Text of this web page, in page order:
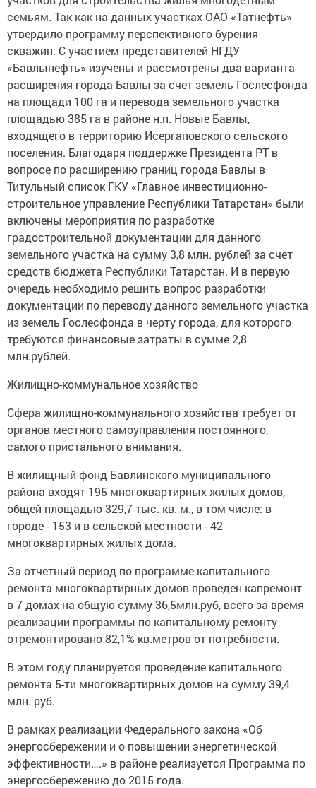
семьям. Так как на данных участках ОАО «Татнефть»
утвердило программу перспективного бурения
скважин. С участием представителей НГДУ
«Бавлынефть» изучены и рассмотрены два варианта
расширения города Бавлы за счет земель Гослесфонда
на площади 100 га и перевода земельного участка
площадью 385 га в районе н.п. Новые Бавлы,
входящего в территорию Исергаповского сельского
поселения. Благодаря поддержке Президента РТ в
вопросе по расширению границ города Бавлы в
Титульный список ГКУ «Главное инвестиционно-
строительное управление Республики Татарстан» были
включены мероприятия по разработке
градостроительной документации для данного
земельного участка на сумму 3,8 млн. рублей за счет
средств бюджета Республики Татарстан. И в первую
очередь необходимо решить вопрос разработки
документации по переводу данного земельного участка
из земель Гослесфонда в черту города, для которого
требуются финансовые затраты в сумме 2,8
млн.рублей.
Жилищно-коммунальное хозяйство
Сфера жилищно-коммунального хозяйства требует от
органов местного самоуправления постоянного,
самого пристального внимания.
В жилищный фонд Бавлинского муниципального
района входят 195 многоквартирных жилых домов,
общей площадью 329,7 тыс. кв. м., в том числе: в
городе - 153 и в сельской местности - 42
многоквартирных жилых дома.
За отчетный период по программе капитального
ремонта многоквартирных домов проведен капремонт
в 7 домах на общую сумму 36,5млн.руб, всего за время
реализации программы по капитальному ремонту
отремонтировано 82,1% кв.метров от потребности.
В этом году планируется проведение капитального
ремонта 5-ти многоквартирных домов на сумму 39,4
млн. руб.
В рамках реализации Федерального закона «Об
энергосбережении и о повышении энергетической
эффективности….» в районе реализуется Программа по
энергосбережению до 2015 года.